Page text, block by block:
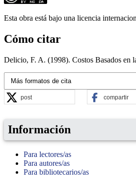
Esta obra está bajo una licencia
Cómo citar
Delicio, F. A. (1998). Costos Basados en
Más formatos de cita
post compartir
Información
Para lectores/as
Para autores/as
Para bibliotecarios/as